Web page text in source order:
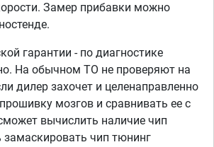
Замер прибавки можно
гарантии - по диагностике
На обычном ТО не проверяют на
дилер захочет и целенаправленно
мозгов и сравнивать ее с
вычислить наличие чип
замаскировать чип тюнинг